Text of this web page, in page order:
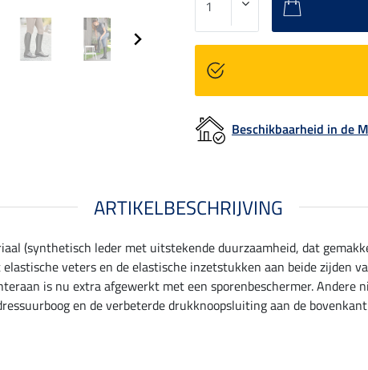
Beschikbaarheid in de
ARTIKELBESCHRIJVING
(synthetisch leder met uitstekende duurzaamheid, dat
veters en de elastische inzetstukken aan beide zijden
is nu extra afgewerkt met een sporenbeschermer.
en de verbeterde drukknoopsluiting aan de